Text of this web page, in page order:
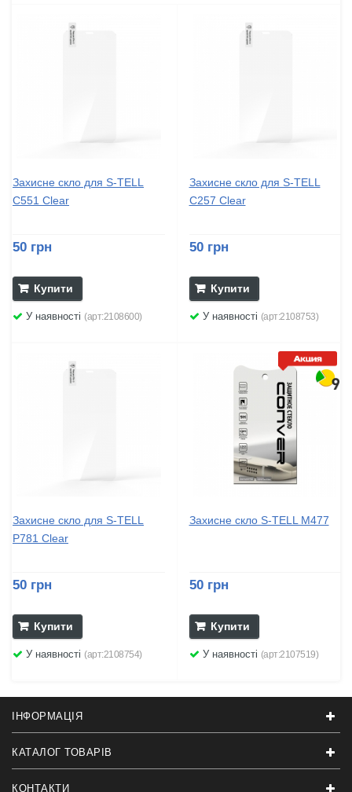
Захисне скло для S-TELL
C551 Clear
50 грн
Купити
У наявності (арт:2108600)
Захисне скло для S-TELL
C257 Clear
50 грн
Купити
У наявності (арт:2108753)
Захисне скло для S-TELL
P781 Clear
50 грн
Купити
У наявності (арт:2108754)
Захисне скло S-TELL M477
50 грн
Купити
У наявності (арт:2107519)
ІНФОРМАЦІЯ
КАТАЛОГ ТОВАРІВ
КОНТАКТИ